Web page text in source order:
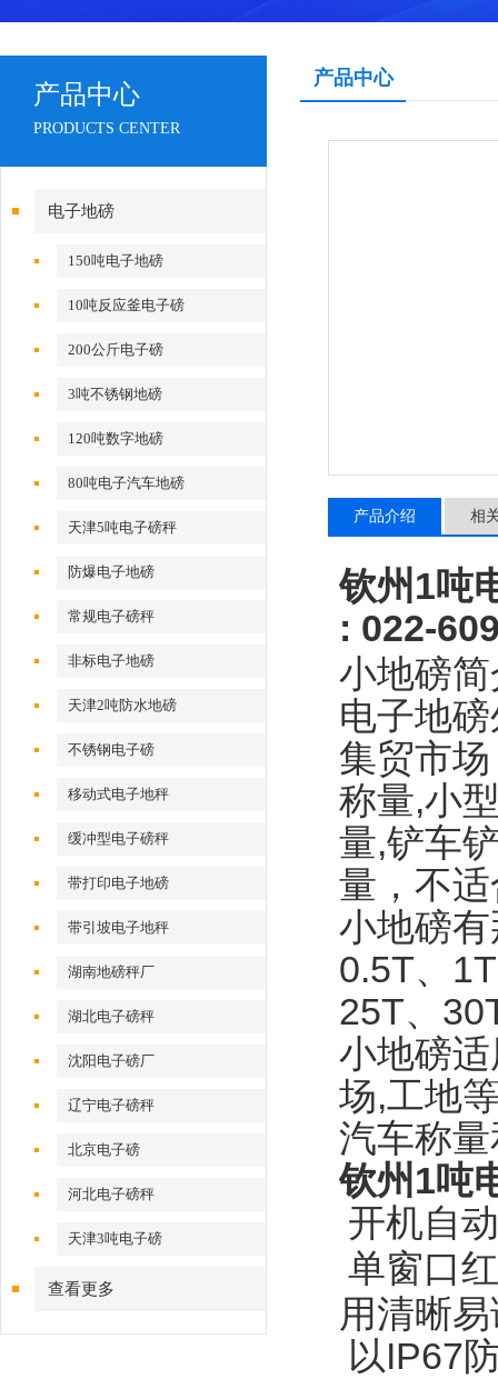
产品中心
PRODUCTS CENTER
电子地磅
150吨电子地磅
10吨反应釜电子磅
200公斤电子磅
3吨不锈钢地磅
120吨数字地磅
80吨电子汽车地磅
天津5吨电子磅秤
防爆电子地磅
常规电子磅秤
非标电子地磅
天津2吨防水地磅
不锈钢电子磅
移动式电子地秤
缓冲型电子磅秤
带打印电子地磅
带引坡电子地秤
湖南地磅秤厂
湖北电子磅秤
沈阳电子磅厂
辽宁电子磅秤
北京电子磅
河北电子磅秤
天津3吨电子磅
查看更多
产品中心
产品介绍 相
钦州1吨
: 022-
小地磅
电子地
集贸市
称量,小
量,铲车
量，不
小地磅
0.5T、 1T
25T、
小地磅
场,工地
汽车称
钦州1吨
开机自
单窗口
用清晰
以IP67